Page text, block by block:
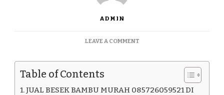
ADMIN
LEAVE A COMMENTON
085726059521
Table of Contents
JUAL BESEK BAMBU MURAH 085726059521 DI